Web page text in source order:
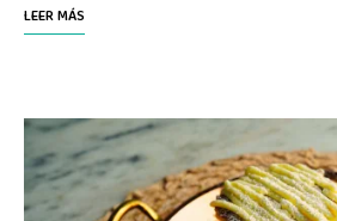
LEER MÁS